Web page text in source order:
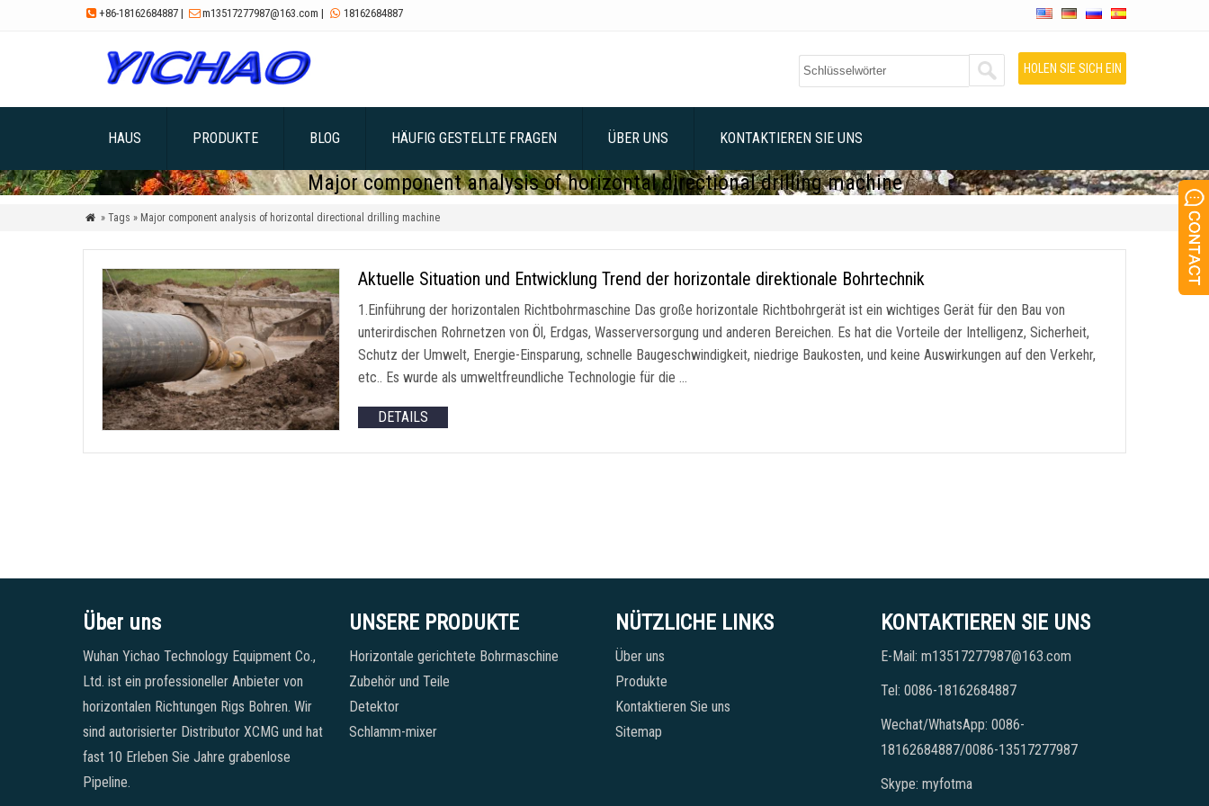
 +86-18162684887 | m13517277987@163.com |  18162684887
HOLEN SIE SICH EIN
HAUS PRODUKTE BLOG HÄUFIG GESTELLTE FRAGEN ÜBER UNS KONTAKTIEREN SIE UNS
Major component analysis of horizontal directional drilling machine
 » Tags » Major component analysis of horizontal directional drilling machine
Aktuelle Situation und Entwicklung Trend der horizontale direktionale Bohrtechnik
1.Einführung der horizontalen Richtbohrmaschine Das große horizontale Richtbohrgerät ist ein wichtiges Gerät für den Bau von
unterirdischen Rohrnetzen von Öl, Erdgas, Wasserversorgung und anderen Bereichen. Es hat die Vorteile der Intelligenz, Sicherheit,
Schutz der Umwelt, Energie-Einsparung, schnelle Baugeschwindigkeit, niedrige Baukosten, und keine Auswirkungen auf den Verkehr,
etc.. Es wurde als umweltfreundliche Technologie für die …
DETAILS
Über uns
Wuhan Yichao Technology Equipment Co.,
Ltd. ist ein professioneller Anbieter von
horizontalen Richtungen Rigs Bohren. Wir
sind autorisierter Distributor XCMG und hat
fast 10 Erleben Sie Jahre grabenlose
Pipeline.
UNSERE PRODUKTE
Horizontale gerichtete Bohrmaschine
Zubehör und Teile
Detektor
Schlamm-mixer
NÜTZLICHE LINKS
Über uns
Produkte
Kontaktieren Sie uns
Sitemap
KONTAKTIEREN SIE UNS
E-Mail: m13517277987@163.com
Tel: 0086-18162684887
Wechat/WhatsApp: 0086-
18162684887/0086-13517277987
Skype: myfotma